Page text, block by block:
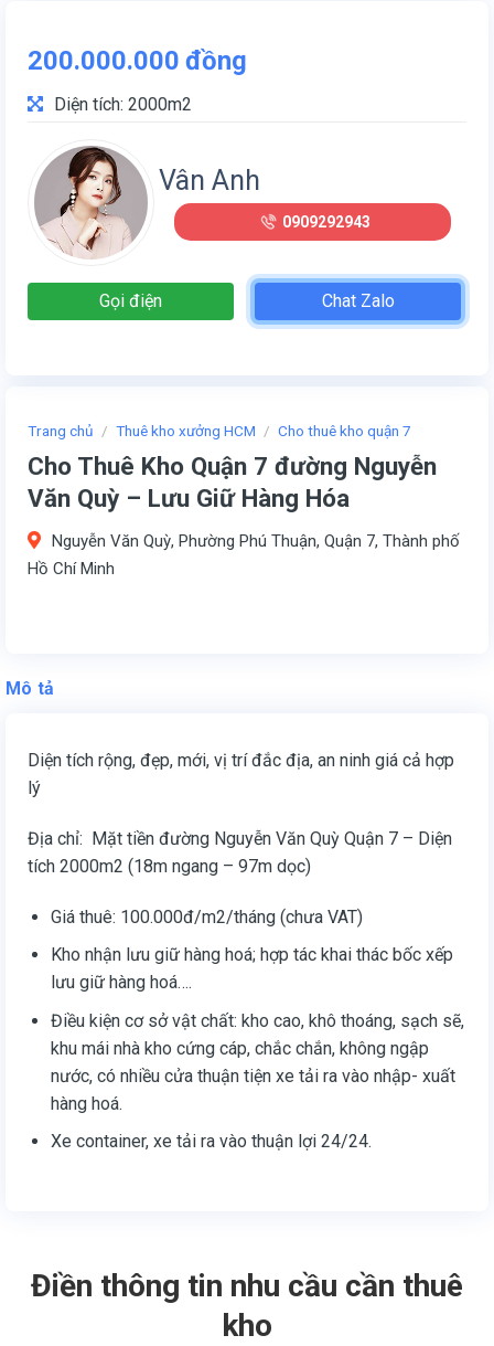
Trang chủ / Thuê kho xưởng HCM / Cho thuê kho quận 7
Cho Thuê Kho Quận 7 đường Nguyễn
Văn Quỳ – Lưu Giữ Hàng Hóa
Nguyễn Văn Quỳ, Phường Phú Thuận, Quận 7, Thành phố
Hồ Chí Minh
200.000.000 đồng
Diện tích: 2000m2
Vân Anh
0909292943
Gọi điện Chat Zalo
Mô tả
Diện tích rộng, đẹp, mới, vị trí đắc địa, an ninh giá cả hợp
lý
Địa chỉ: Mặt tiền đường Nguyễn Văn Quỳ Quận 7 – Diện
tích 2000m2 (18m ngang – 97m dọc)
Giá thuê: 100.000đ/m2/tháng (chưa VAT)
Kho nhận lưu giữ hàng hoá; hợp tác khai thác bốc xếp
lưu giữ hàng hoá….
Điều kiện cơ sở vật chất: kho cao, khô thoáng, sạch sẽ,
khu mái nhà kho cứng cáp, chắc chắn, không ngập
nước, có nhiều cửa thuận tiện xe tải ra vào nhập- xuất
hàng hoá.
Xe container, xe tải ra vào thuận lợi 24/24.
Điền thông tin nhu cầu cần thuê
kho